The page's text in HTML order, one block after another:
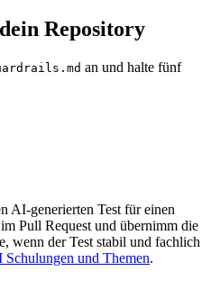
Repository
an und halte fünf
AI-generierten Test für einen
Pull Request und übernimm die
wenn der Test stabil und fachlich
Schulungen und Themen.